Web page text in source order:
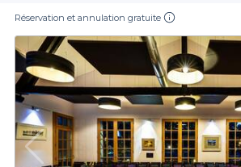
Réservation et annulation gratuite